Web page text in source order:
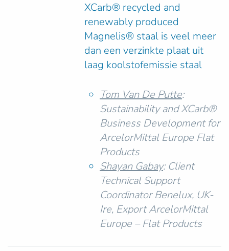
XCarb® recycled and
renewably produced
Magnelis® staal is veel meer
dan een verzinkte plaat uit
laag koolstofemissie staal
Tom Van De Putte:
Sustainability and XCarb®
Business Development for
ArcelorMittal Europe Flat
Products
Shayan Gabay: Client
Technical Support
Coordinator Benelux, UK-
Ire, Export ArcelorMittal
Europe – Flat Products